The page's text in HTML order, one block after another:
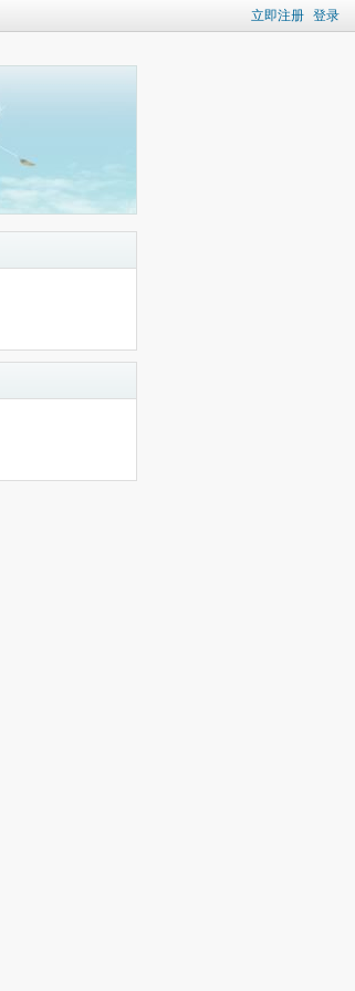
立即注册 登录